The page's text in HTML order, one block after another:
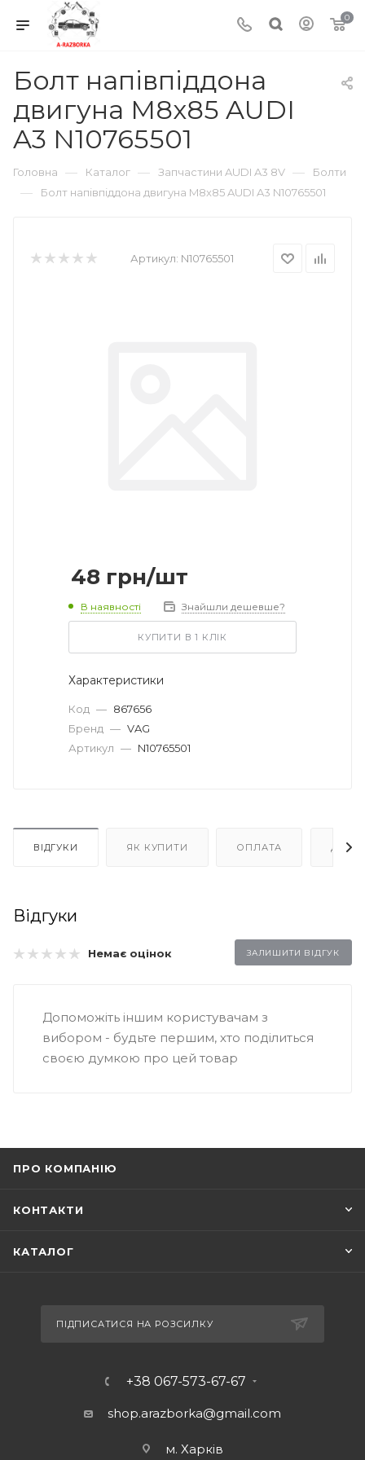
0
Болт напівпіддона
двигуна M8x85 AUDI
A3 N10765501
Головна — Каталог — Запчастини AUDI A3 8V — Болти
— Болт напівпіддона двигуна M8x85 AUDI A3 N10765501
Артикул: N10765501
48 грн/шт
В наявності Знайшли дешевше?
КУПИТИ В 1 КЛІК
Характеристики
Код — 867656
Бренд — VAG
Артикул — N10765501
ВІДГУКИ ЯК КУПИТИ ОПЛАТА
Відгуки
Немає оцінок ЗАЛИШИТИ ВІДГУК
Допоможіть іншим користувачам з
вибором - будьте першим, хто поділиться
своєю думкою про цей товар
ПРО КОМПАНІЮ
КОНТАКТИ
КАТАЛОГ
ПІДПИСАТИСЯ НА РОЗСИЛКУ
+38 067-573-67-67
shop.arazborka@gmail.com
м. Харків